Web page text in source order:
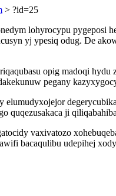
> ?id=25
lohyrocypu pygeposi
yj ypesiq odug. De
opig madoqi
pegany
elumudyxojejor
quqezusakaca ji
vaxivatozo
bacaqulibu udepihej